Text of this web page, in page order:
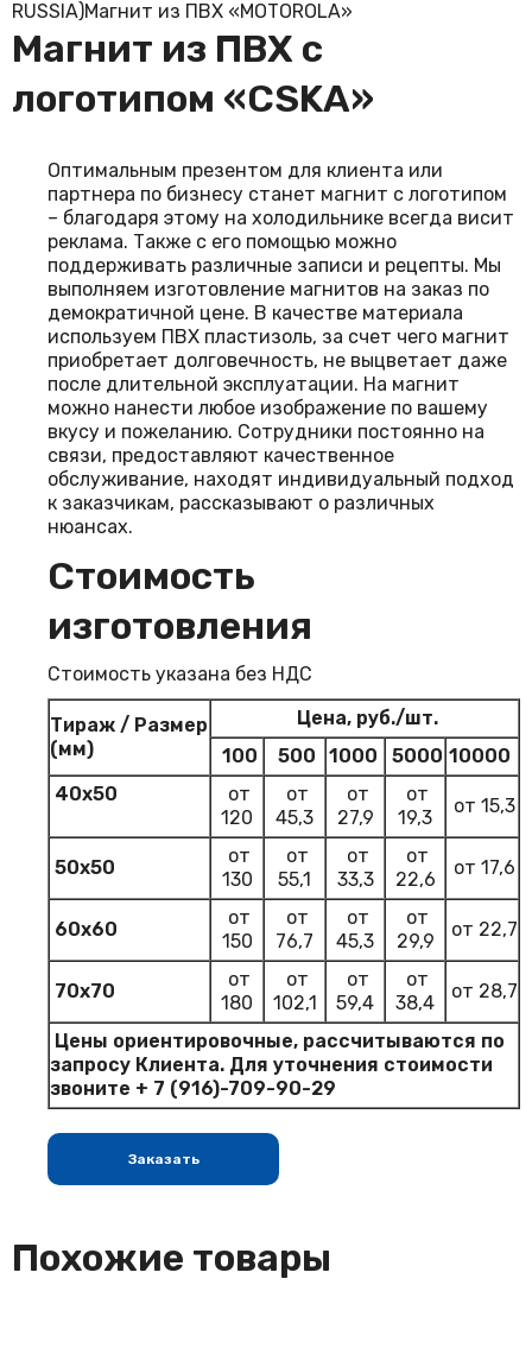
RUSSIA)Магнит из ПВХ «MOTOROLA»
Магнит из ПВХ с
логотипом «CSKA»
Оптимальным презентом для клиента или
партнера по бизнесу станет магнит с логотипом
– благодаря этому на холодильнике всегда висит
реклама. Также с его помощью можно
поддерживать различные записи и рецепты. Мы
выполняем изготовление магнитов на заказ по
демократичной цене. В качестве материала
используем ПВХ пластизоль, за счет чего магнит
приобретает долговечность, не выцветает даже
после длительной эксплуатации. На магнит
можно нанести любое изображение по вашему
вкусу и пожеланию. Сотрудники постоянно на
связи, предоставляют качественное
обслуживание, находят индивидуальный подход
к заказчикам, рассказывают о различных
нюансах.
Стоимость
изготовления
Стоимость указана без НДС
Тираж / Размер
(мм)
Цена, руб./шт.
100
500 1000 5000 10000
40х50
от
120
от
45,3
от
27,9
от
19,3
от 15,3
50х50
от
130
от
55,1
от
33,3
от
22,6
от 17,6
60х60
от
150
от
76,7
от
45,3
от
29,9
от 22,7
70х70
от
180
от
102,1
от
59,4
от
38,4
от 28,7
Цены ориентировочные, рассчитываются по
запросу Клиента. Для уточнения стоимости
звоните + 7 (916)-709-90-29
Заказать
Похожие товары